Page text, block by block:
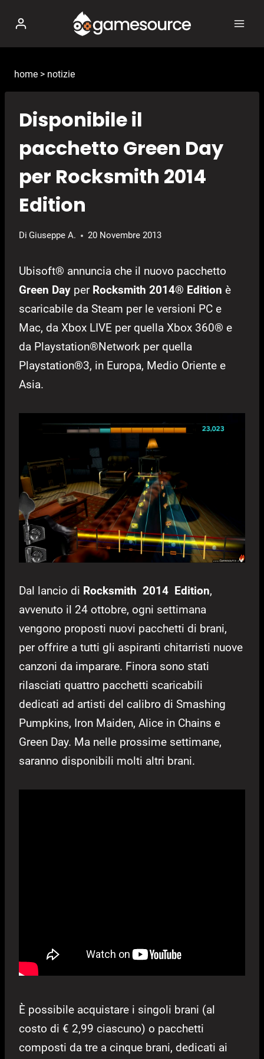
contenuto
home > notizie
Disponibile il
pacchetto Green Day
per Rocksmith 2014
Edition
Di Giuseppe A. 20 Novembre 2013
Ubisoft® annuncia che il nuovo pacchetto
Green Day per Rocksmith 2014® Edition è
scaricabile da Steam per le versioni PC e
Mac, da Xbox LIVE per quella Xbox 360® e
da Playstation®Network per quella
Playstation®3, in Europa, Medio Oriente e
Asia.
Dal lancio di Rocksmith 2014 Edition,
avvenuto il 24 ottobre, ogni settimana
vengono proposti nuovi pacchetti di brani,
per offrire a tutti gli aspiranti chitarristi nuove
canzoni da imparare. Finora sono stati
rilasciati quattro pacchetti scaricabili
dedicati ad artisti del calibro di Smashing
Pumpkins, Iron Maiden, Alice in Chains e
Green Day. Ma nelle prossime settimane,
saranno disponibili molti altri brani.
È possibile acquistare i singoli brani (al
costo di € 2,99 ciascuno) o pacchetti
composti da tre a cinque brani, dedicati ai